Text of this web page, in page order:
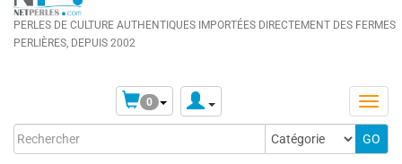
PERLES DE CULTURE AUTHENTIQUES IMPORTÉES DIRECTEMENT DES FERMES
PERLIÈRES, DEPUIS 2002
0